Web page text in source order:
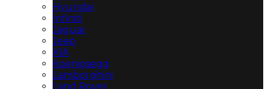
Hyundai
Infiniti
Jaguar
Jeep
KIA
Koenigsegg
Lamborghini
Land Rover